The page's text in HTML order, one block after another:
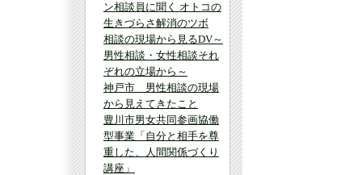
ン相談員に聞く オトコの
生きづらさ解消のツボ
相談の現場から見るDV～
男性相談・女性相談それ
ぞれの立場から～
神戸市 男性相談の現場
から見えてきたこと
豊川市男女共同参画協働
型事業「自分と相手を尊
重した、人間関係づくり
講座」